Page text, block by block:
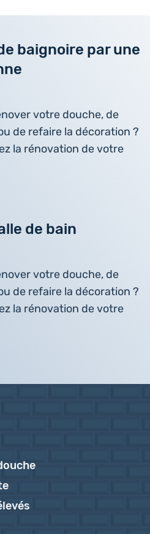
de bain
votre douche, de
de refaire la décoration ?
la rénovation de votre
baignoire par une
votre douche, de
de refaire la décoration ?
la rénovation de votre